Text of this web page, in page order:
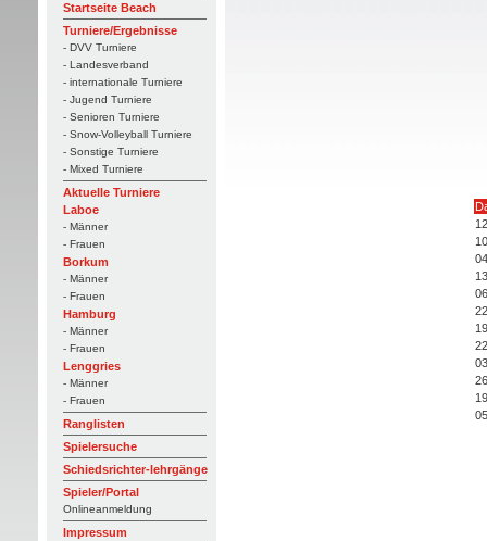
Startseite Beach
Turniere/Ergebnisse
- DVV Turniere
- Landesverband
- internationale Turniere
- Jugend Turniere
- Senioren Turniere
- Snow-Volleyball Turniere
- Sonstige Turniere
- Mixed Turniere
Aktuelle Turniere
Laboe
- Männer
- Frauen
Borkum
- Männer
- Frauen
Hamburg
- Männer
- Frauen
Lenggries
- Männer
- Frauen
Ranglisten
Spielersuche
Schiedsrichter-lehrgänge
Spieler/Portal
Onlineanmeldung
Impressum